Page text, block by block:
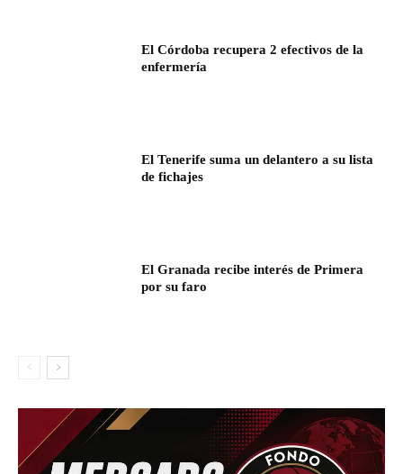
El Córdoba recupera 2 efectivos de la
enfermería
El Tenerife suma un delantero a su lista
de fichajes
El Granada recibe interés de Primera
por su faro